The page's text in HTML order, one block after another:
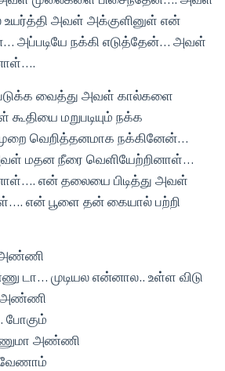
அவள் அக்குளினுள் என்
அப்படியே நக்கி எடுத்தேன்… அவள்
வைத்து அவள் கால்களை
மறுபடியும் நக்க
வெறித்தனமாக நக்கினேன்…
அவள் மதன நீரை வெளியேற்றினாள்…
என் தலையை பிடித்து அவள்
என் பூளை தன் கையால் பற்றி
அண்ணி
டா… முடியல என்னால.. உள்ள விடு
அண்ணி
போகும்
அண்ணி